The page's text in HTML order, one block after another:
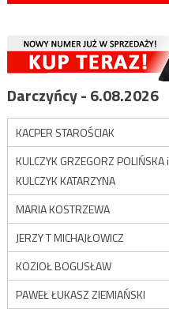
Darczyńcy - 6.08.2026
KACPER STAROŚCIAK
KULCZYK GRZEGORZ POLIŃSKA i
KULCZYK KATARZYNA
MARIA KOSTRZEWA
JERZY T MICHAJŁOWICZ
KOZIOŁ BOGUSŁAW
PAWEŁ ŁUKASZ ZIEMIAŃSKI